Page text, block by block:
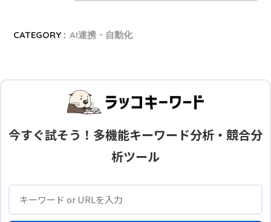
CATEGORY : AI連携・自動化
今すぐ試そう！多機能キーワード分析・競合分
析ツール